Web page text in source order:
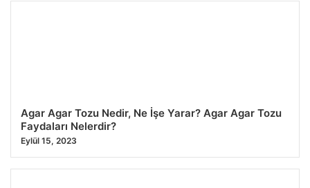
Agar Agar Tozu Nedir, Ne İşe Yarar? Agar Agar Tozu
Faydaları Nelerdir?
Eylül 15, 2023